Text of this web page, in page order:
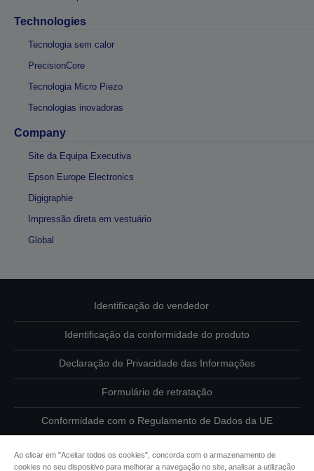
Technologies
Tecnologia sem calor
PrecisionCore
Tecnologia Micro Piezo
Tecnologias inovadoras
Company
Site da Equipa Executiva
Epson Europe Electronics
Digigraphie
Impressão direta em vestuário
Global
Identificação do vendedor
Identificação da conformidade do produto
Declaração de Privacidade das Informações
Formulário de retratação
Conformidade com o Regulamento de Dados da UE
Ao clicar em "Aceitar todos os cookies", concorda com o armazenamento de
cookies no seu dispositivo para melhorar a navegação no site, analisar a utilização